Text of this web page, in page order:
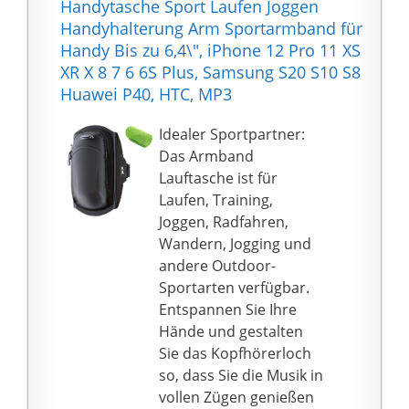
während des Trainings
bequemer ist. Es wird
mit einem kostenlos
anbringbaren
Klettverschluss
geliefert, der perfekt
auf die meisten
Armumfänge passt:
KLEIN 6" - GROSS 15"
【Speziell für Läufer】
Reflektierende Streifen
umschließen das
Bildschirmfenster für
verbesserte
Sichtbarkeit bei Nacht
und sicheres Laufen bei
Nacht. Es ist perfekt für
die meisten sportlichen
/ S8 / S7 / S6 / Edge /
Note 5 / Oneplus,
Huawei Mate 30 / 20
Pro / P40 / P30 / P20,
LG, HTC, Moto, Sony,
Xiaomi usw.
Doppeltes großes
Aufbewahrungspaket:
doppelt gestaltete
Taschen für die
Aufbewahrung Ihres
Mobiltelefons,
Headsets, Kabels,
Ladegeräts, Schlüssels,
Ausweises, Geldbeutels,
Geldes und anderer
Accessoires.
Wasserdicht,
Handytasche Sport Laufen Joggen
Handyhalterung Arm Sportarmband für
Handy Bis zu 6,4\", iPhone 12 Pro 11 XS
XR X 8 7 6 6S Plus, Samsung S20 S10 S8
Huawei P40, HTC, MP3
Idealer Sportpartner:
Das Armband
Lauftasche ist für
Laufen, Training,
Joggen, Radfahren,
Wandern, Jogging und
andere Outdoor-
Sportarten verfügbar.
Entspannen Sie Ihre
Hände und gestalten
Sie das Kopfhörerloch
so, dass Sie die Musik in
vollen Zügen genießen